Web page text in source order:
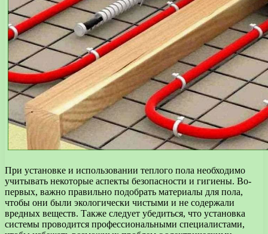
При установке и использовании теплого пола необходимо
учитывать некоторые аспекты безопасности и гигиены. Во-
первых, важно правильно подобрать материалы для пола,
чтобы они были экологически чистыми и не содержали
вредных веществ. Также следует убедиться, что установка
системы проводится профессиональными специалистами,